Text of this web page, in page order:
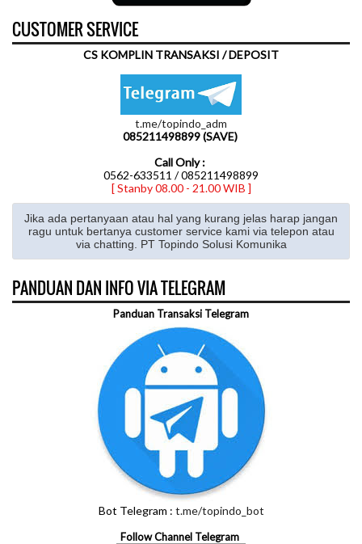
CUSTOMER SERVICE
CS KOMPLIN TRANSAKSI / DEPOSIT
t.me/topindo_adm
085211498899 (SAVE)
Call Only :
0562-633511 / 085211498899
[ Stanby 08.00 - 21.00 WIB ]
Jika ada pertanyaan atau hal yang kurang jelas harap jangan
ragu untuk bertanya customer service kami via telepon atau
via chatting. PT Topindo Solusi Komunika
PANDUAN DAN INFO VIA TELEGRAM
Panduan Transaksi Telegram
Bot Telegram : t.me/topindo_bot
Follow Channel Telegram